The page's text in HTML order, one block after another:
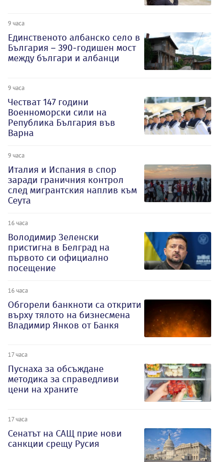
9 часа
Единственото албанско село в
България – 390-годишен мост
между българи и албанци
9 часа
Честват 147 години
Военноморски сили на
Република България във
Варна
9 часа
Италия и Испания в спор
заради граничния контрол
след мигрантския наплив към
Сеута
16 часа
Володимир Зеленски
пристигна в Белград на
първото си официално
посещение
16 часа
Обгорели банкноти са открити
върху тялото на бизнесмена
Владимир Янков от Банкя
17 часа
Пуснаха за обсъждане
методика за справедливи
цени на храните
17 часа
Сенатът на САЩ прие нови
санкции срещу Русия